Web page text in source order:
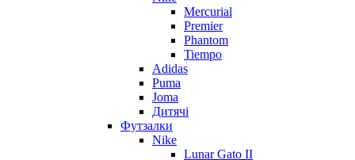
Mercurial
Premier
Phantom
Tiempo
Adidas
Puma
Joma
Дитячі
Футзалки
Nike
Lunar Gato II